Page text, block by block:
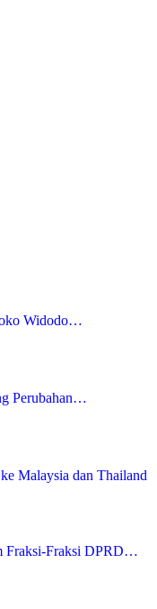
Widodo…
Perubahan…
Malaysia dan Thailand
Fraksi-Fraksi DPRD…